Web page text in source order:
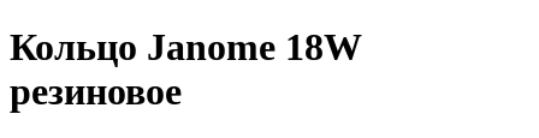
Кольцо Janome 18W
резиновое